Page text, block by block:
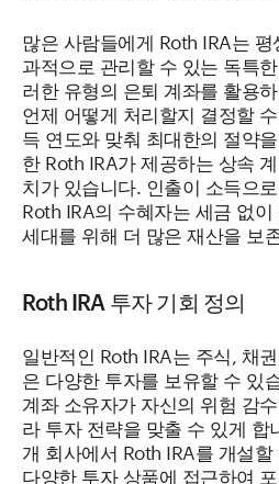
많은 사람들에게 Roth IRA는
과적으로 관리할 수 있는 독특
러한 유형의 은퇴 계좌를 활용
언제 어떻게 처리할지 결정할
득 연도와 맞춰 최대한의 절약
한 Roth IRA가 제공하는 상속
치가 있습니다. 인출이 소득으
Roth IRA의 수혜자는 세금 없
세대를 위해 더 많은 재산을 보
Roth IRA 투자 기회 정의
일반적인 Roth IRA는 주식, 채
은 다양한 투자를 보유할 수 있
계좌 소유자가 자신의 위험 감
라 투자 전략을 맞출 수 있게 합
개 회사에서 Roth IRA를 개설
다양한 투자 상품에 접근하여